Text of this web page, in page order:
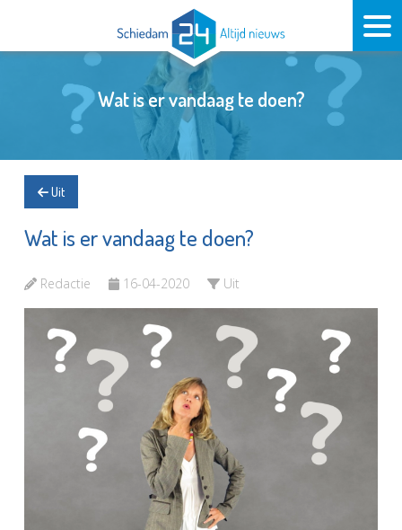
Wat is er vandaag te doen?
Uit
Wat is er vandaag te doen?
Redactie 16-04-2020 Uit